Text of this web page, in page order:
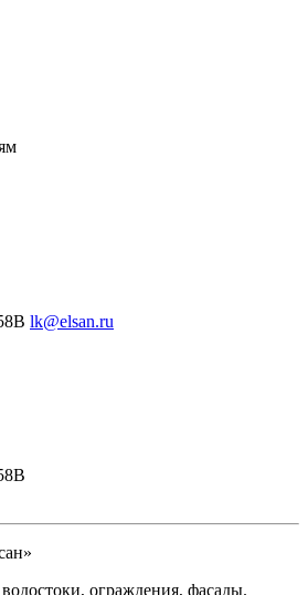
lk@elsan.ru
ограждения, фасады.